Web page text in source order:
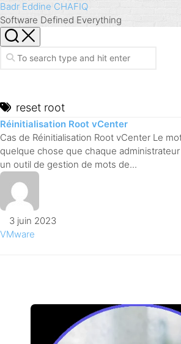
Skip
to
content
Badr Eddine CHAFIQ
Software Defined Everything
reset root
Réinitialisation Root vCenter
Cas de Réinitialisation Root vCenter Le
quelque chose que chaque
un outil de gestion de mots de...
3 juin 2023
VMware